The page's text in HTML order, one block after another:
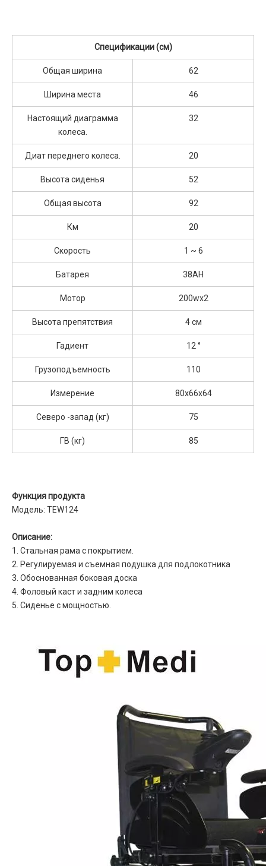
Спецификации (см)
Общая ширина 62
Ширина места 46
Настоящий диаграмма
колеса.
32
Диат переднего колеса. 20
Высота сиденья 52
Общая высота 92
Км 20
Скорость 1 ~ 6
Батарея 38AH
Мотор 200wx2
Высота препятствия 4 см
Гадиент 12 °
Грузоподъемность 110
Измерение 80x66x64
Северо -запад (кг) 75
ГВ (кг) 85
Функция продукта
Модель: TEW124
Описание:
1. Стальная рама с покрытием.
2. Регулируемая и съемная подушка для подлокотника
3. Обоснованная боковая доска
4. Фоловый каст и задним колеса
5. Сиденье с мощностью.